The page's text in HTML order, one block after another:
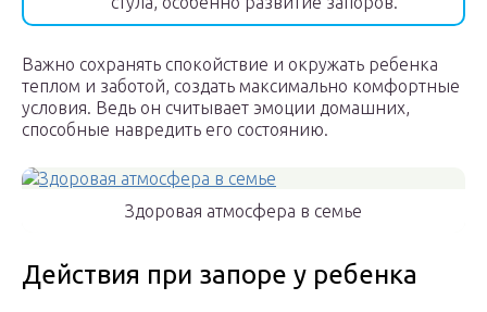
Важно сохранять спокойствие и окружать ребенка
теплом и заботой, создать максимально комфортные
условия. Ведь он считывает эмоции домашних,
способные навредить его состоянию.
Здоровая атмосфера в семье
Действия при запоре у ребенка